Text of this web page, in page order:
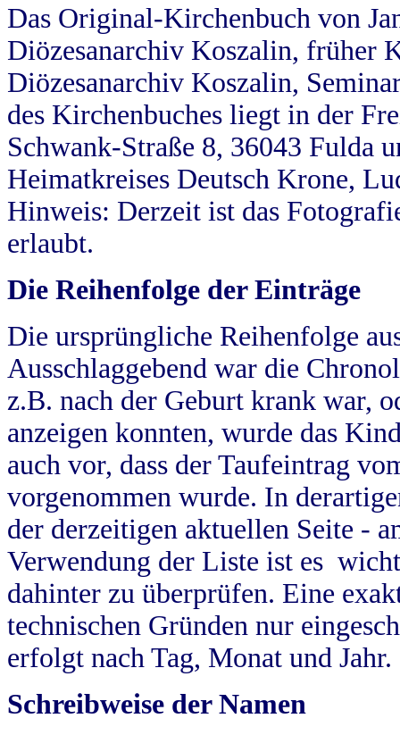
Das Original-Kirchenbuch von
Diözesanarchiv Koszalin, früher
Diözesanarchiv Koszalin,
des Kirchenbuches liegt in der
Schwank-Straße 8, 36043 Fulda
Heimatkreises Deutsch Krone,
Hinweis: Derzeit ist das
erlaubt.
Die Reihenfolge der Einträge
Die ursprüngliche Reihenfolge
Ausschlaggebend war die
z.B. nach der Geburt krank war,
anzeigen konnten, wurde das
auch vor, dass der Taufeintrag
vorgenommen wurde. In
der derzeitigen aktuellen Seite -
Verwendung der Liste ist es
dahinter zu überprüfen. Eine
technischen Gründen nur
erfolgt nach Tag, Monat und Jahr.
Schreibweise der Namen